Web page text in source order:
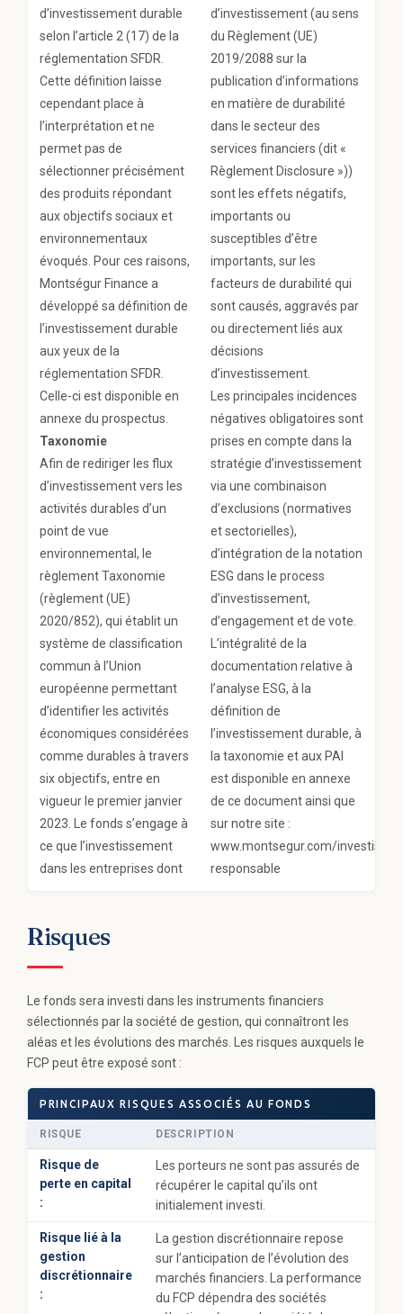
d’investissement durable
selon l’article 2 (17) de la
réglementation SFDR.
Cette définition laisse
cependant place à
l’interprétation et ne
permet pas de
sélectionner précisément
des produits répondant
aux objectifs sociaux et
environnementaux
évoqués. Pour ces raisons,
Montségur Finance a
développé sa définition de
l’investissement durable
aux yeux de la
réglementation SFDR.
Celle-ci est disponible en
annexe du prospectus.
Taxonomie
Afin de rediriger les flux
d’investissement vers les
activités durables d’un
point de vue
environnemental, le
règlement Taxonomie
(règlement (UE)
2020/852), qui établit un
système de classification
commun à l’Union
européenne permettant
d’identifier les activités
économiques considérées
comme durables à travers
six objectifs, entre en
vigueur le premier janvier
2023. Le fonds s’engage à
ce que l’investissement
dans les entreprises dont
d’investissement (au sens
du Règlement (UE)
2019/2088 sur la
publication d’informations
en matière de durabilité
dans le secteur des
services financiers (dit «
Règlement Disclosure »))
sont les effets négatifs,
importants ou
susceptibles d’être
importants, sur les
facteurs de durabilité qui
sont causés, aggravés par
ou directement liés aux
décisions
d’investissement.
Les principales incidences
négatives obligatoires sont
prises en compte dans la
stratégie d’investissement
via une combinaison
d’exclusions (normatives
et sectorielles),
d’intégration de la notation
ESG dans le process
d’investissement,
d’engagement et de vote.
L’intégralité de la
documentation relative à
l’analyse ESG, à la
définition de
l’investissement durable, à
la taxonomie et aux PAI
est disponible en annexe
de ce document ainsi que
sur notre site :
www.montsegur.com/
responsable
Risques
Le fonds sera investi dans les instruments financiers
sélectionnés par la société de gestion, qui connaîtront les
aléas et les évolutions des marchés. Les risques auxquels le
FCP peut être exposé sont :
PRINCIPAUX RISQUES ASSOCIÉS AU FONDS
RISQUE DESCRIPTION
Risque de
perte en capital
:
Les porteurs ne sont pas assurés de
récupérer le capital qu’ils ont
initialement investi.
Risque lié à la
gestion
discrétionnaire
:
La gestion discrétionnaire repose
sur l’anticipation de l’évolution des
marchés financiers. La performance
du FCP dépendra des sociétés